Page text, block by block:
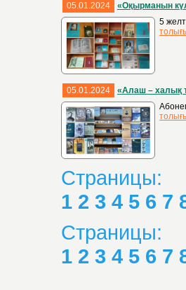
05.01.2024
«Оқырманын
5
05.01.2024
«Алаш – халық
Страницы:
1 2 3 4 5 6 7
Страницы:
1 2 3 4 5 6 7